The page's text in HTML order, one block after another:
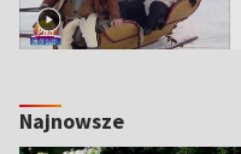
Najnowsze